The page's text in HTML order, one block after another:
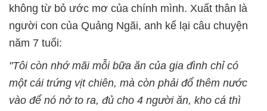
không từ bỏ ước mơ của chính mình. Xuất thân là
người con của Quảng Ngãi, anh kể lại câu chuyện
năm 7 tuổi:
"Tôi còn nhớ mãi mỗi bữa ăn của gia đình chỉ có
một cái trứng vịt chiên, mà còn phải đổ thêm nước
vào để nó nở to ra, đủ cho 4 người ăn, kho cá thì